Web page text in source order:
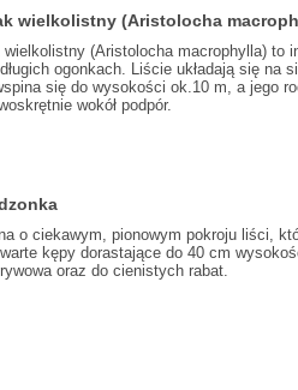
wielkolistny (Aristolocha
wielkolistny (Aristolocha macrophylla) to
ogonkach. Liście układają się na
się do wysokości ok.10 m, a jego
wokół podpór.
o ciekawym, pionowym pokroju liści,
kępy dorastające do 40 cm
oraz do cienistych rabat.